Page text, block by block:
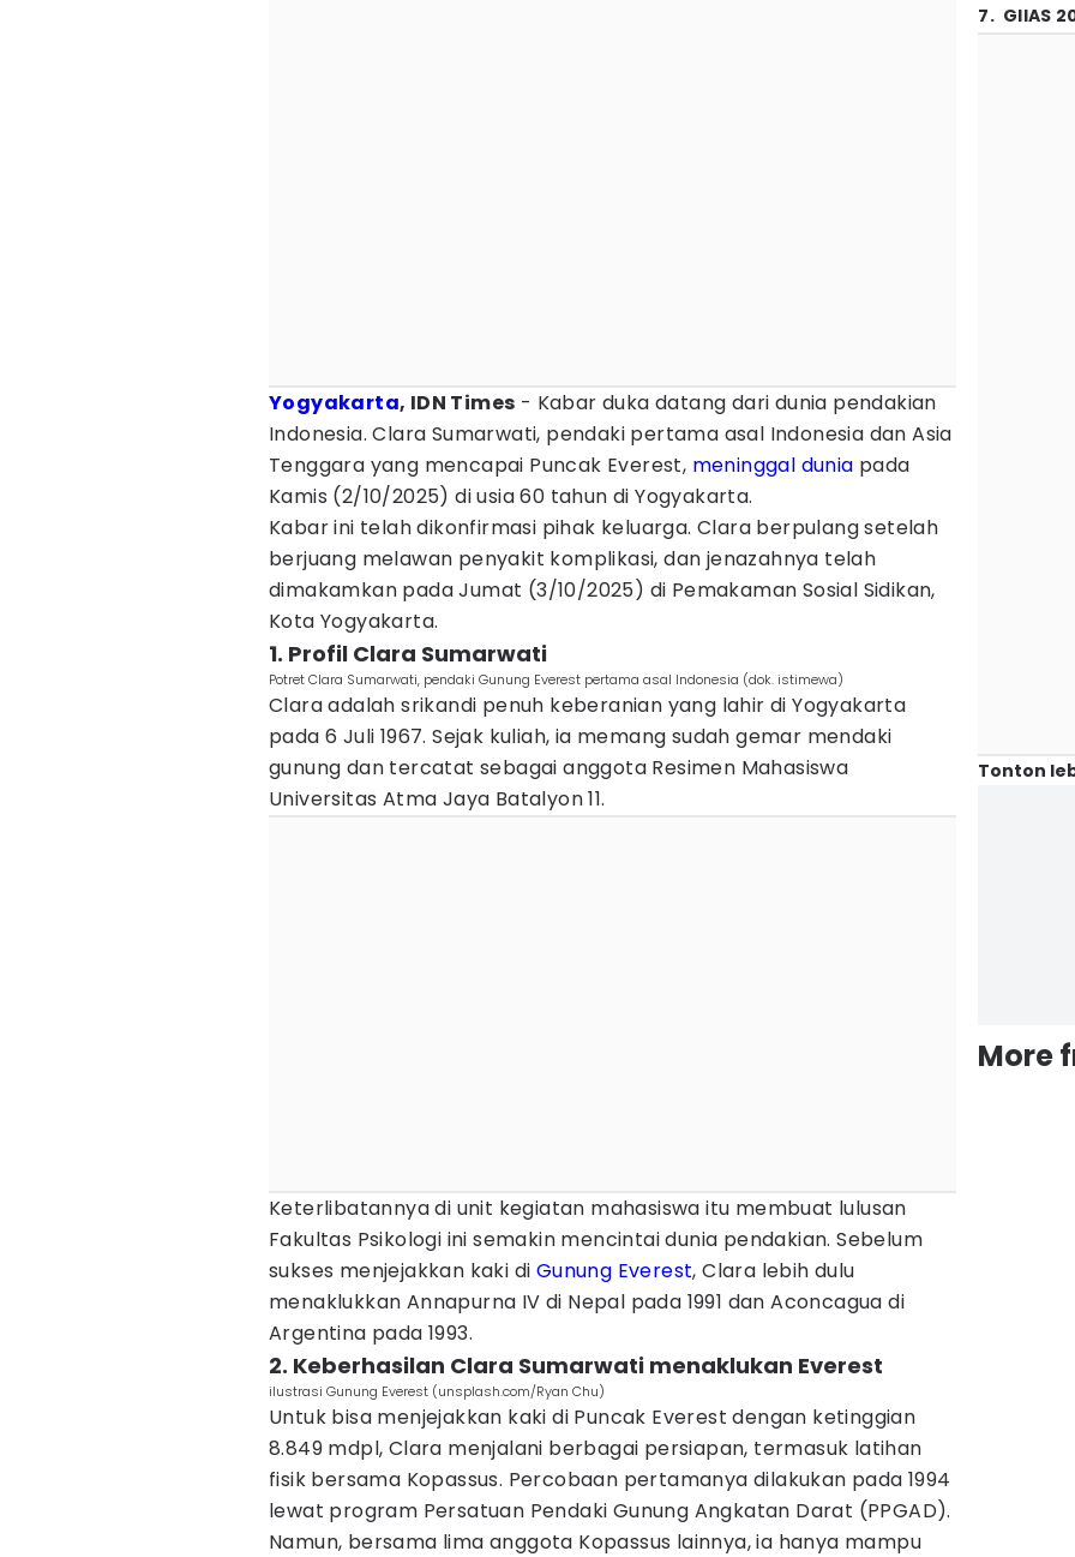
Yogyakarta, IDN Times - Kabar duka datang dari dunia pendakian
Indonesia. Clara Sumarwati, pendaki pertama asal Indonesia dan Asia
Tenggara yang mencapai Puncak Everest, meninggal dunia pada
Kamis (2/10/2025) di usia 60 tahun di Yogyakarta.
Kabar ini telah dikonfirmasi pihak keluarga. Clara berpulang setelah
berjuang melawan penyakit komplikasi, dan jenazahnya telah
dimakamkan pada Jumat (3/10/2025) di Pemakaman Sosial Sidikan,
Kota Yogyakarta.
1. Profil Clara Sumarwati
Potret Clara Sumarwati, pendaki Gunung Everest pertama asal Indonesia (dok. istimewa)
Clara adalah srikandi penuh keberanian yang lahir di Yogyakarta
pada 6 Juli 1967. Sejak kuliah, ia memang sudah gemar mendaki
gunung dan tercatat sebagai anggota Resimen Mahasiswa
Universitas Atma Jaya Batalyon 11.
Keterlibatannya di unit kegiatan mahasiswa itu membuat lulusan
Fakultas Psikologi ini semakin mencintai dunia pendakian. Sebelum
sukses menjejakkan kaki di Gunung Everest, Clara lebih dulu
menaklukkan Annapurna IV di Nepal pada 1991 dan Aconcagua di
Argentina pada 1993.
2. Keberhasilan Clara Sumarwati menaklukan Everest
ilustrasi Gunung Everest (unsplash.com/Ryan Chu)
Untuk bisa menjejakkan kaki di Puncak Everest dengan ketinggian
8.849 mdpl, Clara menjalani berbagai persiapan, termasuk latihan
fisik bersama Kopassus. Percobaan pertamanya dilakukan pada 1994
lewat program Persatuan Pendaki Gunung Angkatan Darat (PPGAD).
Namun, bersama lima anggota Kopassus lainnya, ia hanya mampu
7. GIIAS
Tonton
More